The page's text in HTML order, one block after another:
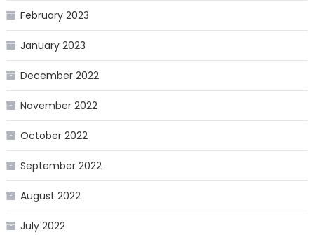
February 2023
January 2023
December 2022
November 2022
October 2022
September 2022
August 2022
July 2022